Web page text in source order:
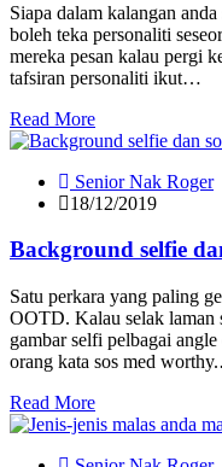
Siapa dalam kalangan
boleh teka personaliti
mereka pesan kalau pergi
tafsiran personaliti ikut…
Read More
Senior Nak Roger
18/12/2019
Background selfie
Satu perkara yang paling
OOTD. Kalau selak laman
gambar selfi pelbagai
orang kata sos med
Read More